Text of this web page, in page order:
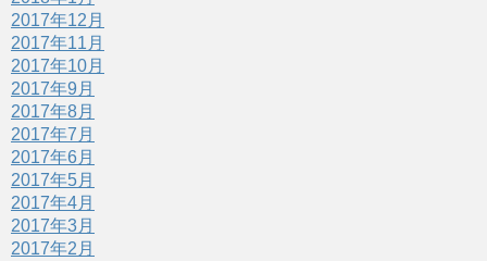
2017年12月
2017年11月
2017年10月
2017年9月
2017年8月
2017年7月
2017年6月
2017年5月
2017年4月
2017年3月
2017年2月